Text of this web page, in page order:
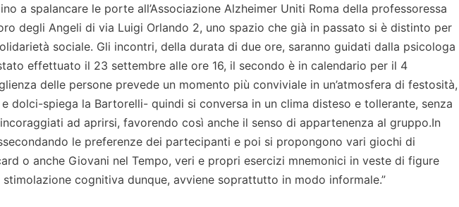
a spalancare le porte all’Associazione Alzheimer Uniti Roma della professoressa
degli Angeli di via Luigi Orlando 2, uno spazio che già in passato si è distinto per
sociale. Gli incontri, della durata di due ore, saranno guidati dalla psicologa
effettuato il 23 settembre alle ore 16, il secondo è in calendario per il 4
delle persone prevede un momento più conviviale in un’atmosfera di festosità,
dolci-spiega la Bartorelli- quindi si conversa in un clima disteso e tollerante, senza
ad aprirsi, favorendo così anche il senso di appartenenza al gruppo.In
le preferenze dei partecipanti e poi si propongono vari giochi di
o anche Giovani nel Tempo, veri e propri esercizi mnemonici in veste di figure
cognitiva dunque, avviene soprattutto in modo informale.”